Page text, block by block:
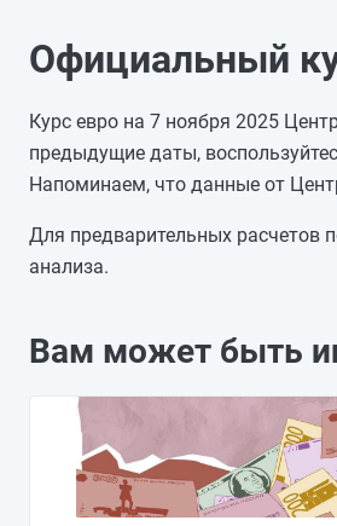
04.11.2025
02.11.2025
01.11.2025
31.10.2025
30.10.2025
29.10.2025
26.10.2025
25.10.2025
24.10.2025
Официальный
Курс евро на 7 ноября 2025
предыдущие даты,
Напоминаем, что данные от
Для предварительных расчетов
анализа.
Вам может быть